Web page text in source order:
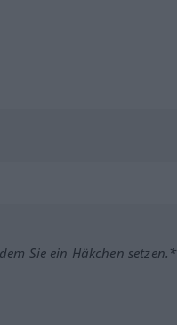
Sie ein Häkchen setzen.*